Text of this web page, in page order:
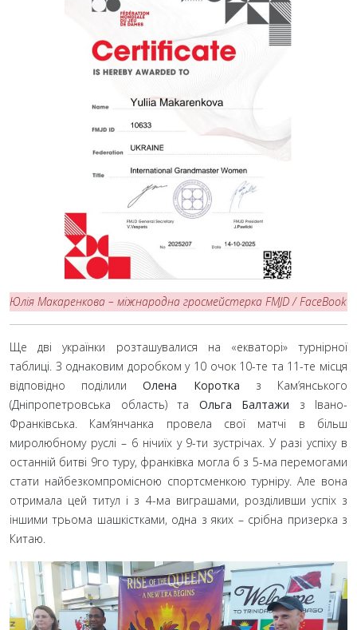
Юлія Макаренкова – міжнародна гросмейстерка FMJD/ FaceBook
Ще дві українки розташувалися на «екваторі» турнірної
таблиці. З однаковим доробком у 10 очок 10-те та 11-те місця
відповідно поділилиОлена Коротка з Кам’янського
(Дніпропетровська область) та Ольга Балтажи з Івано-
Франківська. Кам’янчанка провела свої матчі в більш
миролюбному руслі – 6 нічиїх у 9-ти зустрічах. У разі успіху в
останній битві 9го туру, франківка могла б з 5-ма перемогами
стати найбезкомпромісною спортсменкою турніру. Але вона
отримала цей титул і з 4-ма виграшами, розділивши успіх з
іншими трьома шашкістками, одна з яких – срібна призерка з
Китаю.